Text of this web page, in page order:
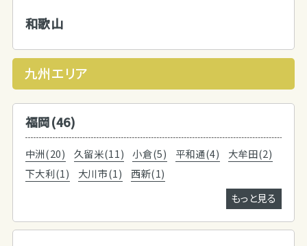
和歌山
九州エリア
福岡(46)
中洲(20) 久留米(11) 小倉(5) 平和通(4)
大牟田(2)
下大利(1)
大川市(1)
西新(1)
もっと見る